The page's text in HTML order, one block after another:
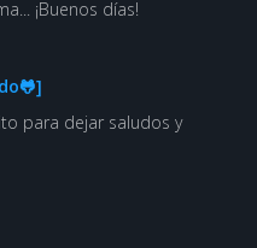
¡Buenos días!
para dejar saludos y